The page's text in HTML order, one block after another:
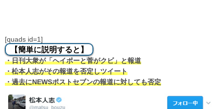
[quads id=1]
【簡単に説明すると】
・日刊大衆が「ヘイポーと菅がクビ」と報道
・松本人志がその報道を否定しツイート
・過去にNEWSポストセブンの報道に対しても否定